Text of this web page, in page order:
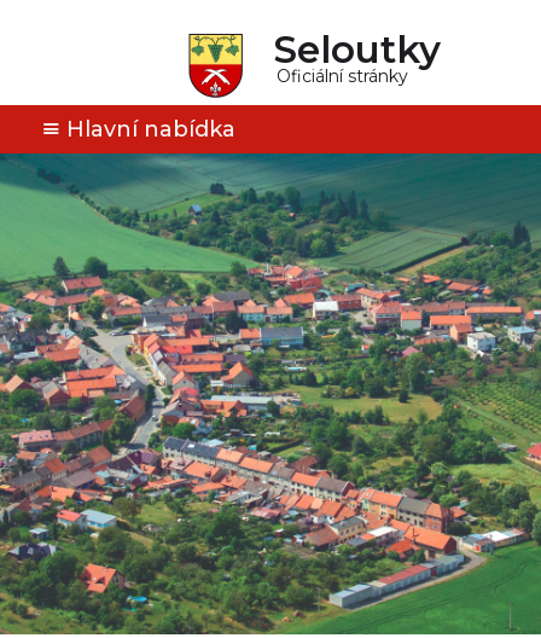
Seloutky
Oficiální stránky
Hlavní nabídka